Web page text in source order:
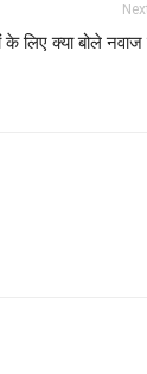
के लिए क्या बोले